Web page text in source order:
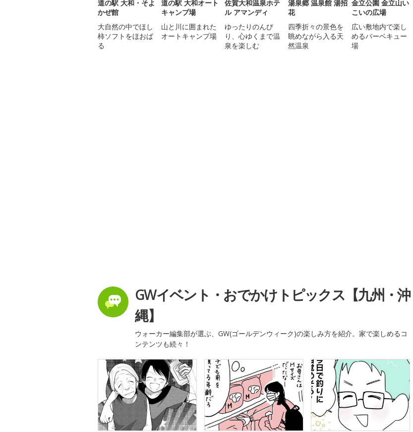
道の駅 大和・そよ
かぜ館
大自然の中でほし
柿ソフトをほおば
る
道の駅 大和オート
キャンプ場
山と川に囲まれた
オートキャンプ場
佐賀大和温泉ホテ
ル アマンディ
ゆったりのんび
り、心ゆくまで温
泉を楽しむ
湯泉郷 温泉館 湯招
花
四季折々の景色を
眺めながら入る天
然温泉
金立公園 金立山い
こいの広場
広い敷地内で楽し
めるバーベキュー
場
GWイベント・おでかけトピックス【九州・沖
縄】
ウォーカー編集部が選ぶ、GW(ゴールデンウィーク)の楽しみ方を紹介。家で楽しめるコ
ンテンツも続々！